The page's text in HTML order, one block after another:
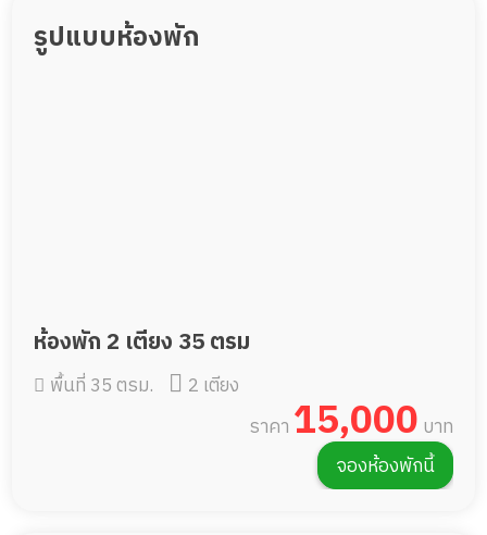
รูปแบบห้องพัก
ห้องพัก 2 เตียง 35 ตรม
พื้นที่ 35 ตรม.
2 เตียง
ราคา 15,000 บาท
จองห้องพักนี้